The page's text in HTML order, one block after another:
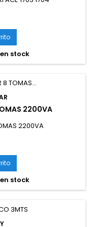
stock
2200VA
2200VA
stock